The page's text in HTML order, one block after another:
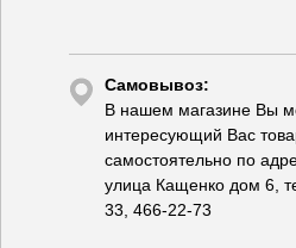
Самовывоз:
В нашем магазине Вы
интересующий Вас
самостоятельно по
улица Кащенко дом 6,
33, 466-22-73